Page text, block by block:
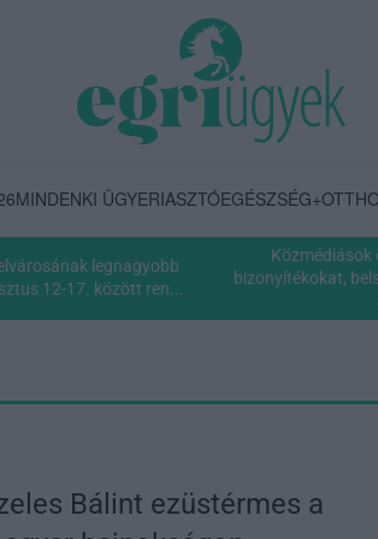
MINDENKI ÜGYERIASZTÓEGÉSZSÉG+
legnagyobb
12-17. között ren...
Közmédiások
bizonyítékokat,
Bálint ezüstérmes a